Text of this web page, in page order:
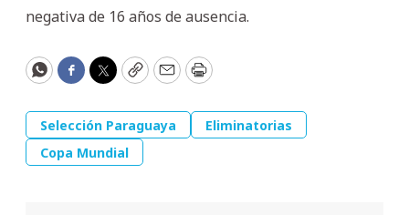
negativa de 16 años de ausencia.
WhatsApp
Facebook
Twitter
CopyEmailPrint
Selección Paraguaya
Eliminatorias
Copa Mundial